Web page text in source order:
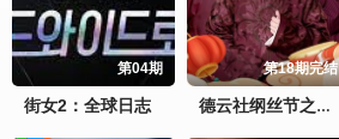
第04期
街女2：全球日志
第18期完结
德云社纲丝节之“撂地当年”